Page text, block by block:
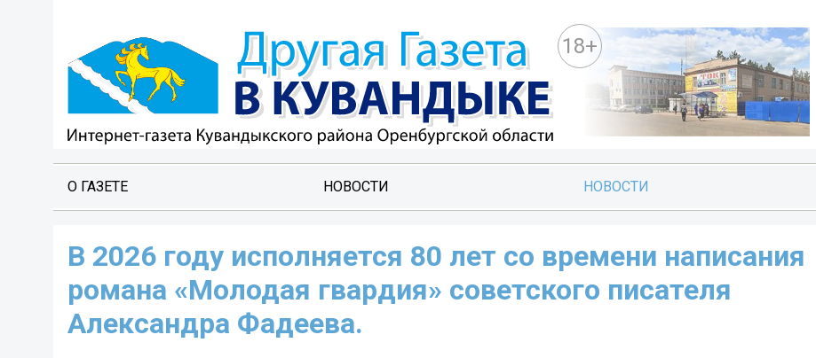
18+
О ГАЗЕТЕ НОВОСТИ НОВОСТИ
В 2026 году исполняется 80 лет со времени написания
романа «Молодая гвардия» советского писателя
Александра Фадеева.